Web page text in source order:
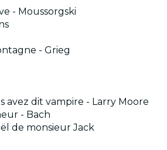
- Moussorgski
- Grieg
avez dit vampire - Larry Moore
- Bach
de monsieur Jack